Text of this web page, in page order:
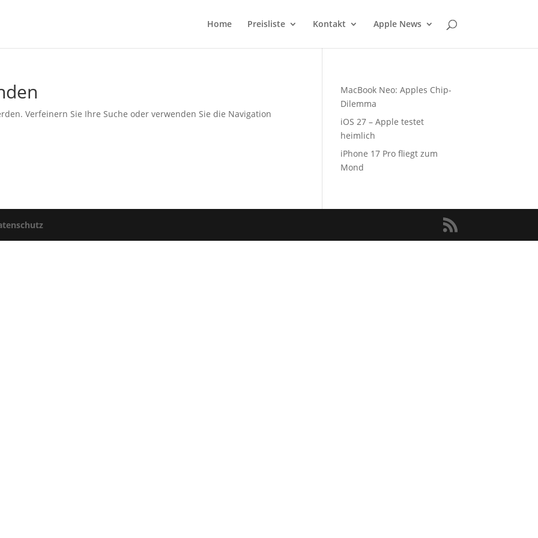
Home Preisliste Kontakt Apple News
Verfeinern Sie Ihre Suche oder verwenden Sie die Navigation
MacBook Neo: Apples Chip-
Dilemma
iOS 27 – Apple testet
heimlich
iPhone 17 Pro fliegt zum
Mond